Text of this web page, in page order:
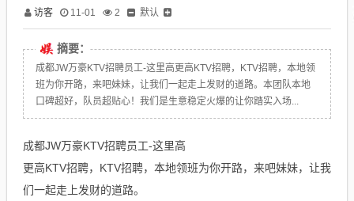
访客 11-01 2 默认
摘要：
成都JW万豪KTV招聘员工-这里高更高KTV招聘，KTV招聘，本地领
班为你开路，来吧妹妹，让我们一起走上发财的道路。本团队本地
口碑超好，队员超贴心！我们是生意稳定火爆的让你踏实入场...
成都JW万豪KTV招聘员工-这里高
更高KTV招聘，KTV招聘，本地领班为你开路，来吧妹妹，让我
们一起走上发财的道路。